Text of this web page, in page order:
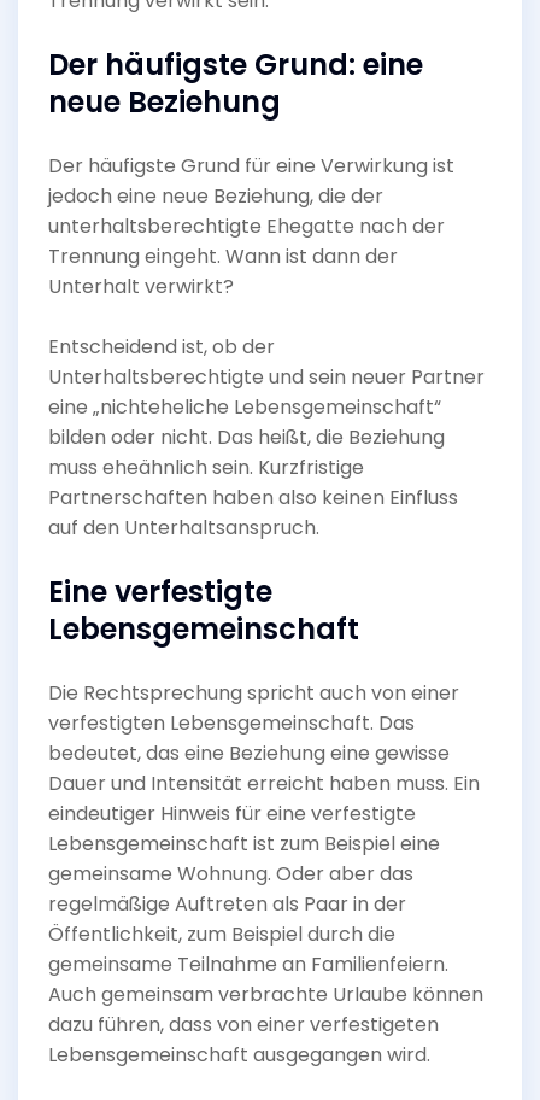
Der häufigste Grund: eine
neue Beziehung
Der häufigste Grund für eine Verwirkung ist
jedoch eine neue Beziehung, die der
unterhaltsberechtigte Ehegatte nach der
Trennung eingeht. Wann ist dann der
Unterhalt verwirkt?
Entscheidend ist, ob der
Unterhaltsberechtigte und sein neuer Partner
eine „nichteheliche Lebensgemeinschaft“
bilden oder nicht. Das heißt, die Beziehung
muss eheähnlich sein. Kurzfristige
Partnerschaften haben also keinen Einfluss
auf den Unterhaltsanspruch.
Eine verfestigte
Lebensgemeinschaft
Die Rechtsprechung spricht auch von einer
verfestigten Lebensgemeinschaft. Das
bedeutet, das eine Beziehung eine gewisse
Dauer und Intensität erreicht haben muss. Ein
eindeutiger Hinweis für eine verfestigte
Lebensgemeinschaft ist zum Beispiel eine
gemeinsame Wohnung. Oder aber das
regelmäßige Auftreten als Paar in der
Öffentlichkeit, zum Beispiel durch die
gemeinsame Teilnahme an Familienfeiern.
Auch gemeinsam verbrachte Urlaube können
dazu führen, dass von einer verfestigeten
Lebensgemeinschaft ausgegangen wird.